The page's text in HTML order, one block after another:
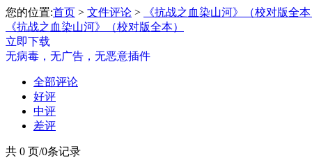
您的位置:首页 > 文件评论 >
《抗战之血染山河》（校对版全
《抗战之血染山河》（校对版全本）
立即下载
无病毒，无广告，无恶意插件
全部评论
好评
中评
差评
共 0 页/0条记录